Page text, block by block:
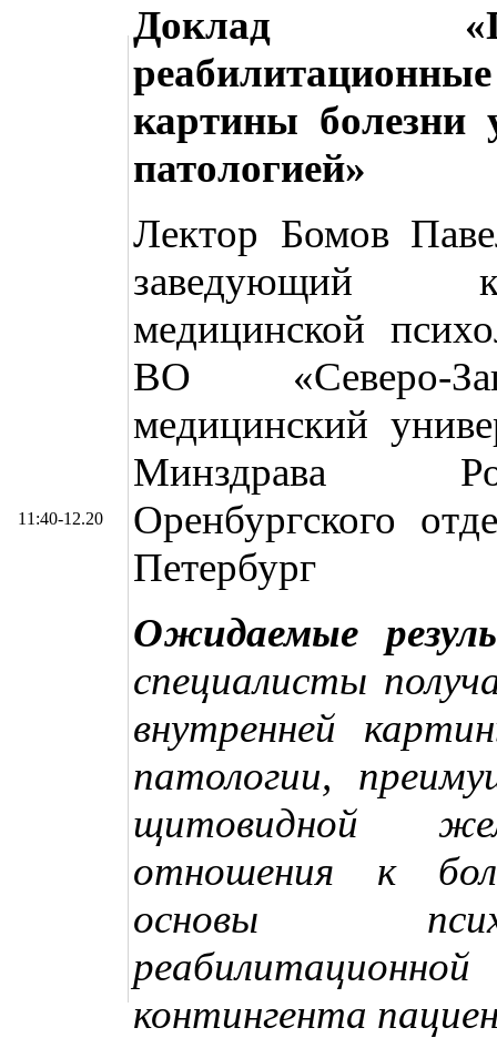
11:40-12.20
Доклад
картины болезни
патологией»
Лектор Бомов
заведующий
медицинской
ВО «Северо-
медицинский
Минздрава
Оренбургского
Петербург
Ожидаемые
специалисты
внутренней
патологии,
щитовидной
отношения к
основы
контингента